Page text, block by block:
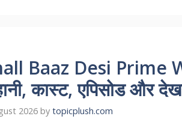
Baaz Desi Prime
कास्ट, एपिसोड और
2026 by topicplush.com